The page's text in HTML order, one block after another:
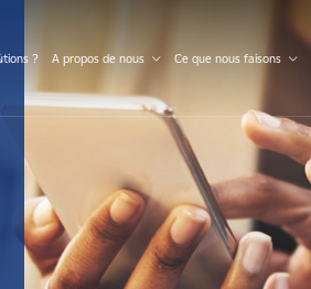
? A propos de nous Ce que nous faisons